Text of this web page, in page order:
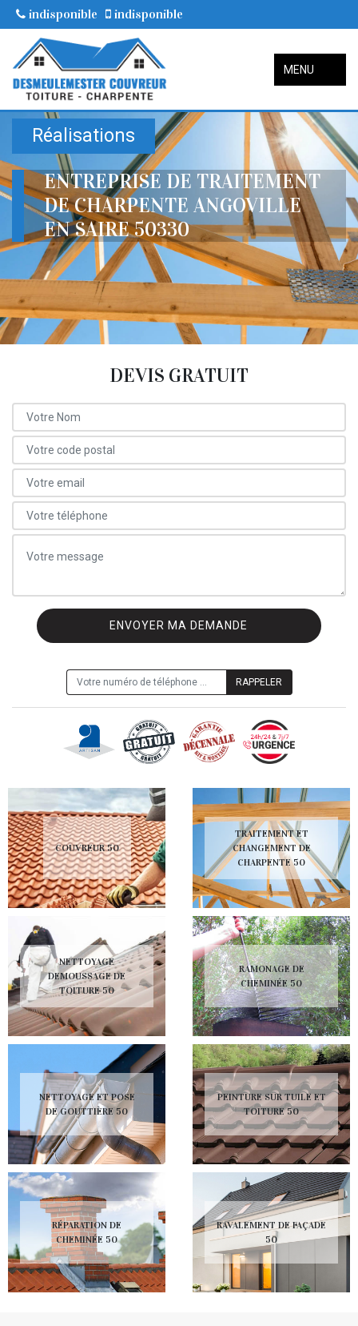
indisponible indisponible
MENU
Réalisations
ENTREPRISE DE TRAITEMENT
DE CHARPENTE ANGOVILLE
EN SAIRE 50330
DEVIS GRATUIT
COUVREUR 50
NETTOYAGE
DEMOUSSAGE DE
TOITURE 50
NETTOYAGE ET POSE
DE GOUTTIÈRE 50
RÉPARATION DE
CHEMINÉE 50
TRAITEMENT ET
CHANGEMENT DE
CHARPENTE 50
RAMONAGE DE
CHEMINÉE 50
PEINTURE SUR TUILE ET
TOITURE 50
RAVALEMENT DE FAÇADE
50